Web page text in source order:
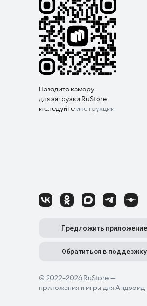
Наведите камеру
для загрузки RuStore
и следуйте инструкции
© 2022–2026 RuStore —
приложения и игры для Андроид
Предложить приложение
Обратиться в поддержку